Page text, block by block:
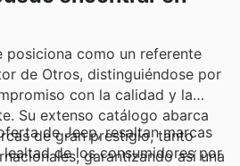
posiciona como un referente
de Otros, distinguiéndose por
con la calidad y la
Su extenso catálogo abarca
de gran prestigio, tanto
garantizando así una
de Jeep, resaltan marcas
lealtad de los consumidores por